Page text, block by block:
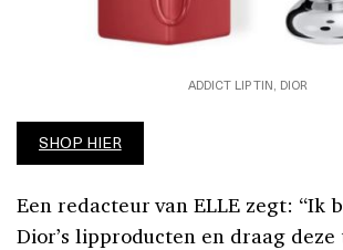
ADDICT LIP TIN, DIOR
SHOP HIER
Een redacteur van ELLE zegt: “Ik
Dior’s lipproducten en draag